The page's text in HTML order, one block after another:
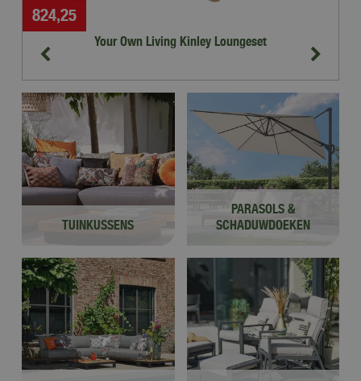
Your Own Living Kinley Loungeset
824,25
TUINKUSSENS
PARASOLS &
SCHADUWDOEKEN